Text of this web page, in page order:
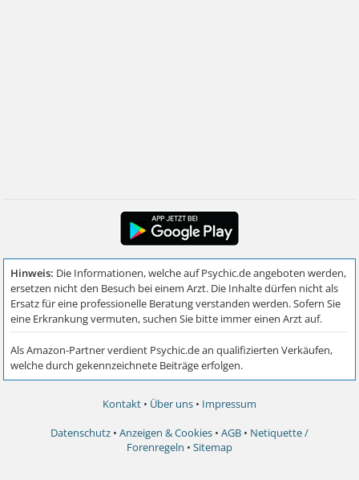
Kontakt • Über uns • Impressum
Datenschutz • Anzeigen & Cookies • AGB • Netiquette /
Forenregeln • Sitemap